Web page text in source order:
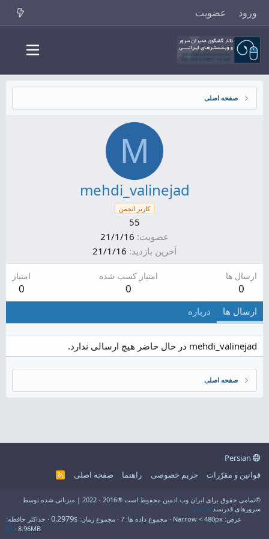
ورود عضویت
صفحه اصلی
M
mehdi_valinejad
کاربر انجمن
55
عضویت 21/1/16
آخرین بازدید 21/1/16
ارسال ها
0
امتیاز کسب شده
0
امتیاز
0
ارسال ها درباره
mehdi_valinejad در حال حاضر هیچ ارسالی ندارد.
صفحه اصلی
قوانین و مقرّرات
حریم خصوصی راهنما صفحه اصلی
R
©تمامی حقوق برای ایران وب ادمین محفوظ است ®2016 - 2022 | میزبانی شده توسط
سرورهای قدرتمند فراسو
عرض
مجموع داده ها 7 مجموع زمان 0.2979s
حداکثر حافظه
8.96MB